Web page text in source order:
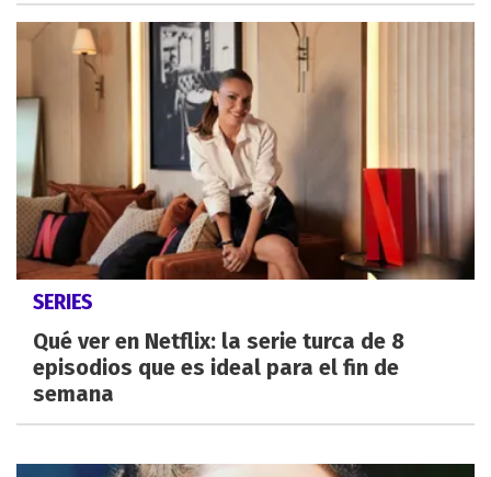
SERIES
Qué ver en Netflix: la serie turca de 8
episodios que es ideal para el fin de
semana